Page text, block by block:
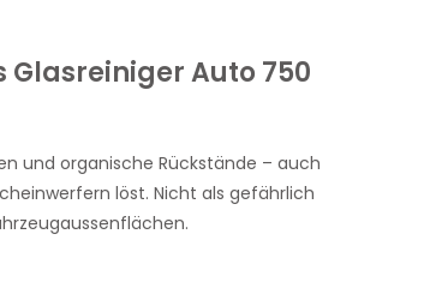
Glasreiniger Auto 750
und organische Rückstände – auch
löst. Nicht als gefährlich